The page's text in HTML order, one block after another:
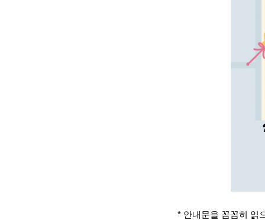
* 안내문을 꼼꼼히 읽